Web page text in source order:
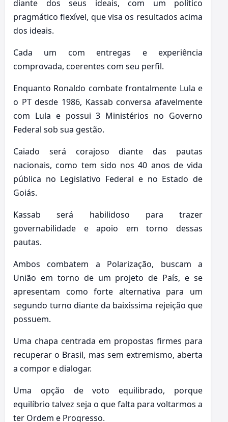
diante dos seus ideais, com um político
pragmático flexível, que visa os resultados acima
dos ideais.
Cada um com entregas e experiência
comprovada, coerentes com seu perfil.
Enquanto Ronaldo combate frontalmente Lula e
o PT desde 1986, Kassab conversa afavelmente
com Lula e possui 3 Ministérios no Governo
Federal sob sua gestão.
Caiado será corajoso diante das pautas
nacionais, como tem sido nos 40 anos de vida
pública no Legislativo Federal e no Estado de
Goiás.
Kassab será habilidoso para trazer
governabilidade e apoio em torno dessas
pautas.
Ambos combatem a Polarização, buscam a
União em torno de um projeto de País, e se
apresentam como forte alternativa para um
segundo turno diante da baixíssima rejeição que
possuem.
Uma chapa centrada em propostas firmes para
recuperar o Brasil, mas sem extremismo, aberta
a compor e dialogar.
Uma opção de voto equilibrado, porque
equilíbrio talvez seja o que falta para voltarmos a
ter Ordem e Progresso.